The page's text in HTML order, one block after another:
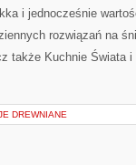
i jednocześnie
rozwiązań na
także Kuchnie Świata
DREWNIANE